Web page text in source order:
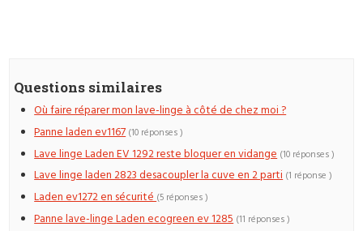
Questions similaires
Où faire réparer mon lave-linge à côté de chez moi ?
Panne laden ev1167 (10 réponses )
Lave linge Laden EV 1292 reste bloquer en vidange (10 réponses )
Lave linge laden 2823 desacoupler la cuve en 2 parti (1 réponse )
Laden ev1272 en sécurité(5 réponses )
Panne lave-linge Laden ecogreen ev 1285 (11 réponses )